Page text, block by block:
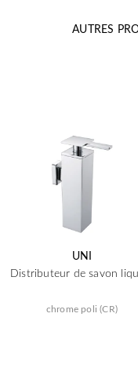
AUTRES
UNI
Distributeur de savon
chrome poli (CR)